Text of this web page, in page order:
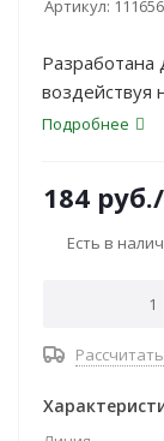
Артикул: 111656
Разработана
воздействуя
Активные
формула
Подробнее
184 руб.
Есть в